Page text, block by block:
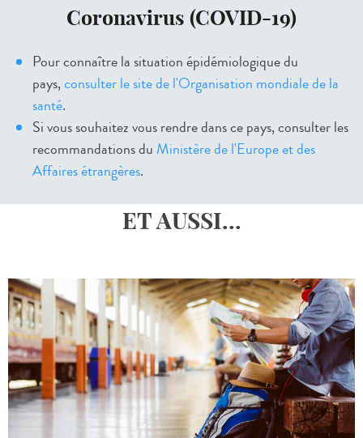
Coronavirus (COVID-19)
Pour connaître la situation épidémiologique du
pays,consulter le site de l'Organisation mondiale de la
santé.
Si vous souhaitez vous rendre dans ce pays, consulter les
recommandations du Ministère de l'Europe et des
Affaires étrangères.
ET AUSSI...